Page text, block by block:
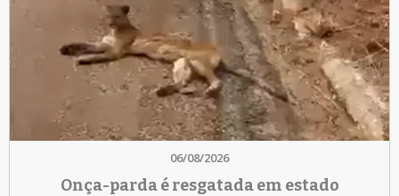
06/08/2026
Onça-parda é resgatada em estado